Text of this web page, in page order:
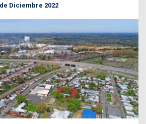
Diciembre 2022